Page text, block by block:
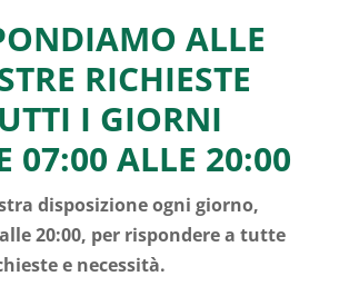
ALLE
RICHIESTE
I GIORNI
07:00 ALLE 20:00
disposizione ogni giorno,
20:00, per rispondere a tutte
e necessità.